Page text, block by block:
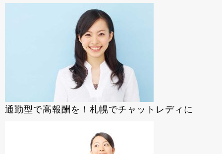
通勤型で高報酬を！札幌でチャットレディに